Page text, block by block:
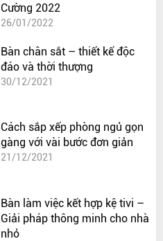
Cường 2022
26/01/2022
Bàn chân sắt – thiết kế độc
đáo và thời thượng
30/12/2021
Cách sắp xếp phòng ngủ gọn
gàng với vài bước đơn giản
21/12/2021
Bàn làm việc kết hợp kệ tivi –
Giải pháp thông minh cho nhà
nhỏ